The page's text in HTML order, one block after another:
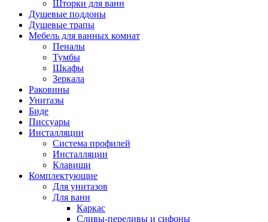
Шторки для ванн
Душевые поддоны
Душевые трапы
Мебель для ванных комнат
Пеналы
Тумбы
Шкафы
Зеркала
Раковины
Унитазы
Биде
Писсуары
Инсталляции
Система профилей
Инсталляции
Клавиши
Комплектующие
Для унитазов
Для ванн
Каркас
Сливы-переливы и сифоны